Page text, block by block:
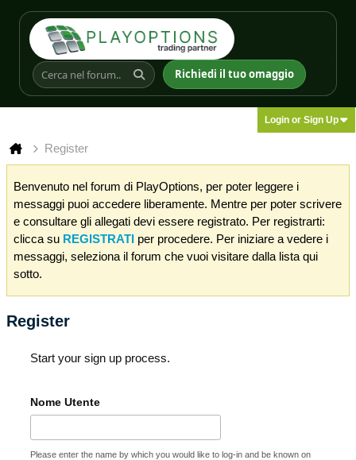
Richiedi il tuo omaggio
Login or Sign Up
Register
Benvenuto nel forum di PlayOptions, per poter leggere i
messaggi puoi accedere liberamente. Mentre per poter scrivere
e consultare gli allegati devi essere registrato. Per registrarti:
clicca su REGISTRATI per procedere. Per iniziare a vedere i
messaggi, seleziona il forum che vuoi visitare dalla lista qui
sotto.
Register
Start your sign up process.
Nome Utente
Please enter the name by which you would like to log-in and be known on